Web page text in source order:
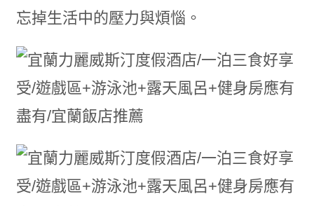
忘掉生活中的壓力與煩惱。